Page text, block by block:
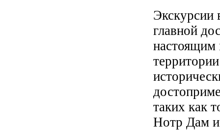
Экскурсии
главной
настоящим
таких как
Нотр Дам и